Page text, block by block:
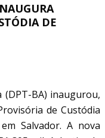
DE
(DPT-BA) inaugurou,
de Custódia
Salvador. A nova